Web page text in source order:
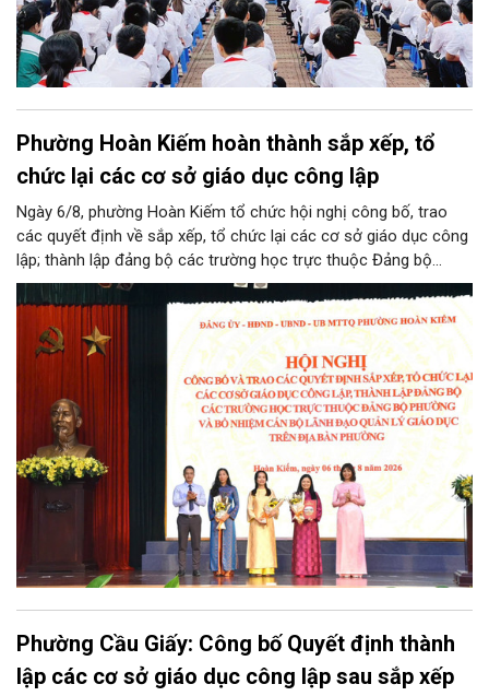
Phường Hoàn Kiếm hoàn thành sắp xếp, tổ
chức lại các cơ sở giáo dục công lập
Ngày 6/8, phường Hoàn Kiếm tổ chức hội nghị công bố, trao
các quyết định về sắp xếp, tổ chức lại các cơ sở giáo dục công
lập; thành lập đảng bộ các trường học trực thuộc Đảng bộ
phường, chỉ định các đồng chí tham gia cấp ủy, Bí thư, Phó Bí
thư Đảng ủy, bổ nhiệm cán bộ lãnh đạo, quản lý giáo dục.
Phường Cầu Giấy: Công bố Quyết định thành
lập các cơ sở giáo dục công lập sau sắp xếp